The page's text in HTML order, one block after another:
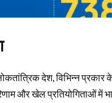
देश, विभिन्न
और खेल प्रतियोगिताओं में